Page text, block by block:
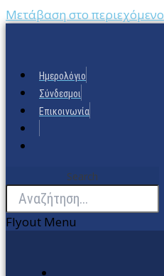
Μετάβαση στο περιεχόμενο
Ημερολόγιο
Σύνδεσμοι
Επικοινωνία
Search
Flyout Menu